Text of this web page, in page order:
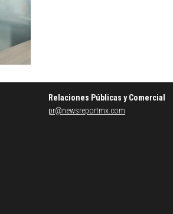
Relaciones Públicas y Comercial
pr@newsreportmx.com